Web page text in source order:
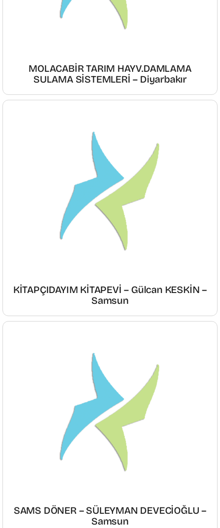
MOLACABİR TARIM HAYV.DAMLAMA
SULAMA SİSTEMLERİ – Diyarbakır
KİTAPÇIDAYIM KİTAPEVİ – Gülcan KESKİN –
Samsun
SAMS DÖNER – SÜLEYMAN DEVECİOĞLU –
Samsun